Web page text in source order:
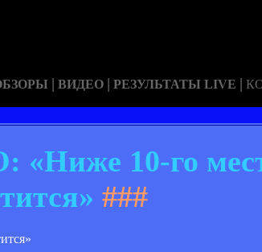
| ВИДЕО | РЕЗУЛЬТАТЫ LIVE |
10-го
###